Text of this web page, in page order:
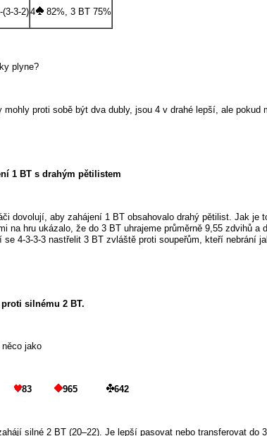
(3-3-2)4 82%, 3 BT 75%
plyne?
mohly proti sobě být dva dubly, jsou 4 v drahé lepší, ale
1 BT s drahým pětilistem
dovolují, aby zahájení 1 BT obsahovalo drahý pětilist. Jak
na hru ukázalo, že do 3 BT uhrajeme průměrně 9,55 zdvihů a
se 4-3-3-3 nastřelit 3 BT zvláště proti soupeřům, kteří nebrání
silnému 2 BT.
něco jako
83 965 642
silné 2 BT (20–22). Je lepší pasovat nebo transferovat do 3